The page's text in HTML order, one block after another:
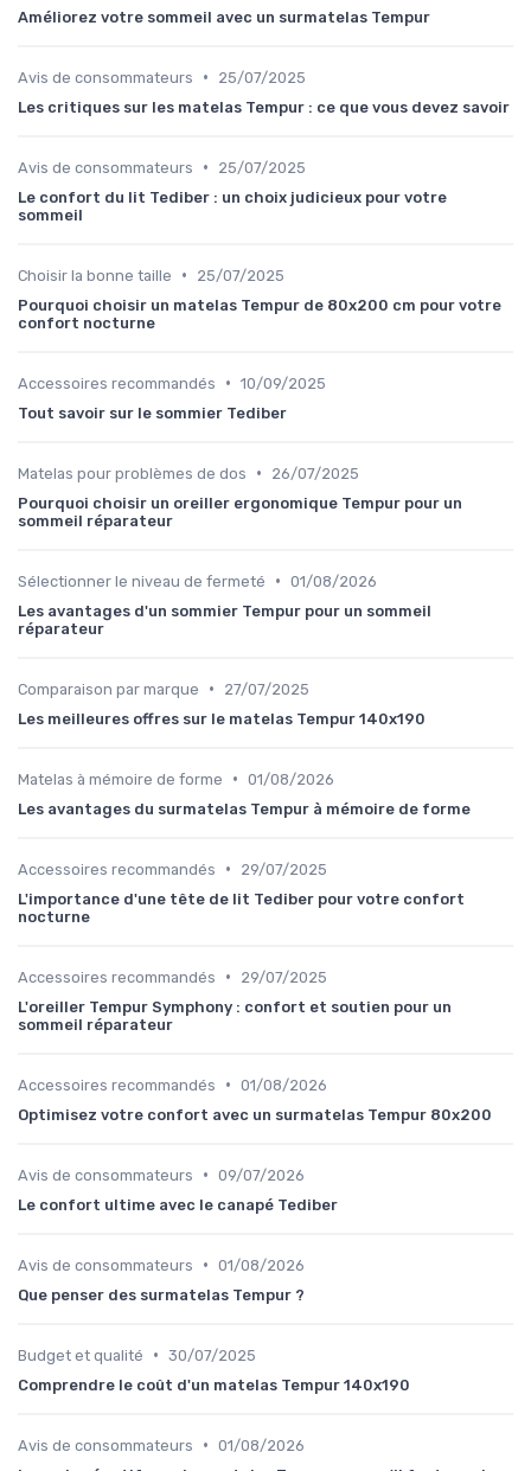
Améliorez votre sommeil avec un surmatelas Tempur
Avis de consommateurs •
25/07/2025
Les critiques sur les matelas Tempur : ce que vous devez savoir
Avis de consommateurs •
25/07/2025
Le confort du lit Tediber : un choix judicieux pour votre
sommeil
Choisir la bonne taille •
25/07/2025
Pourquoi choisir un matelas Tempur de 80x200 cm pour votre
confort nocturne
Accessoires recommandés • 10/09/2025
Tout savoir sur le sommier Tediber
Matelas pour problèmes de dos •
26/07/2025
Pourquoi choisir un oreiller ergonomique Tempur pour un
sommeil réparateur
Sélectionner le niveau de fermeté • 01/08/2026
Les avantages d'un sommier Tempur pour un sommeil
réparateur
Comparaison par marque •
27/07/2025
Les meilleures offres sur le matelas Tempur 140x190
Matelas à mémoire de forme • 01/08/2026
Les avantages du surmatelas Tempur à mémoire de forme
Accessoires recommandés •
29/07/2025
L'importance d'une tête de lit Tediber pour votre confort
nocturne
Accessoires recommandés •
29/07/2025
L'oreiller Tempur Symphony : confort et soutien pour un
sommeil réparateur
Accessoires recommandés • 01/08/2026
Optimisez votre confort avec un surmatelas Tempur 80x200
Avis de consommateurs • 09/07/2026
Le confort ultime avec le canapé Tediber
Avis de consommateurs • 01/08/2026
Que penser des surmatelas Tempur ?
Budget et qualité • 30/07/2025
Comprendre le coût d'un matelas Tempur 140x190
Avis de consommateurs • 01/08/2026